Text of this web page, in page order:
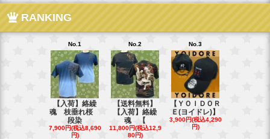
RANKING
No.1
【入荷】絡繰
魂 枝垂れ桜
段染
7,900円(税込8,690
円)
No.2
【送料無料】
【入荷】絡繰
魂 【
11,800円(税込12,9
80円)
No.3
【ＹＯＩＤＯＲ
Ｅ(ヨイドレ)】
3,900円(税込4,290
円)